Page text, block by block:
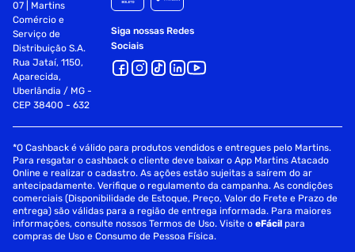
07 | Martins
Comércio e
Serviço de
Distribuição S.A.
Rua Jataí, 1150,
Aparecida,
Uberlândia / MG -
CEP 38400 - 632
Siga nossas Redes
Sociais
*O Cashback é válido para produtos vendidos e entregues pelo Martins.
Para resgatar o cashback o cliente deve baixar o App Martins Atacado
Online e realizar o cadastro. As ações estão sujeitas a saírem do ar
antecipadamente. Verifique o regulamento da campanha. As condições
comerciais (Disponibilidade de Estoque, Preço, Valor do Frete e Prazo de
entrega) são válidas para a região de entrega informada. Para maiores
informações, consulte nossos Termos de Uso. Visite oeFácil para
compras de Uso e Consumo de Pessoa Física.